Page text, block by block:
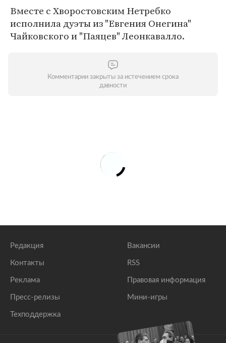
Вместе с Хворостовским Нетребко
исполнила дуэты из "Евгения Онегина"
Чайковского и "Паяцев" Леонкавалло.
Комментарии закрыты за истечением срока
давности
Редакция
Контакты
Реклама
Пресс-релизы
Техподдержка
Вакансии
RSS
Правовая информация
Мини-игры